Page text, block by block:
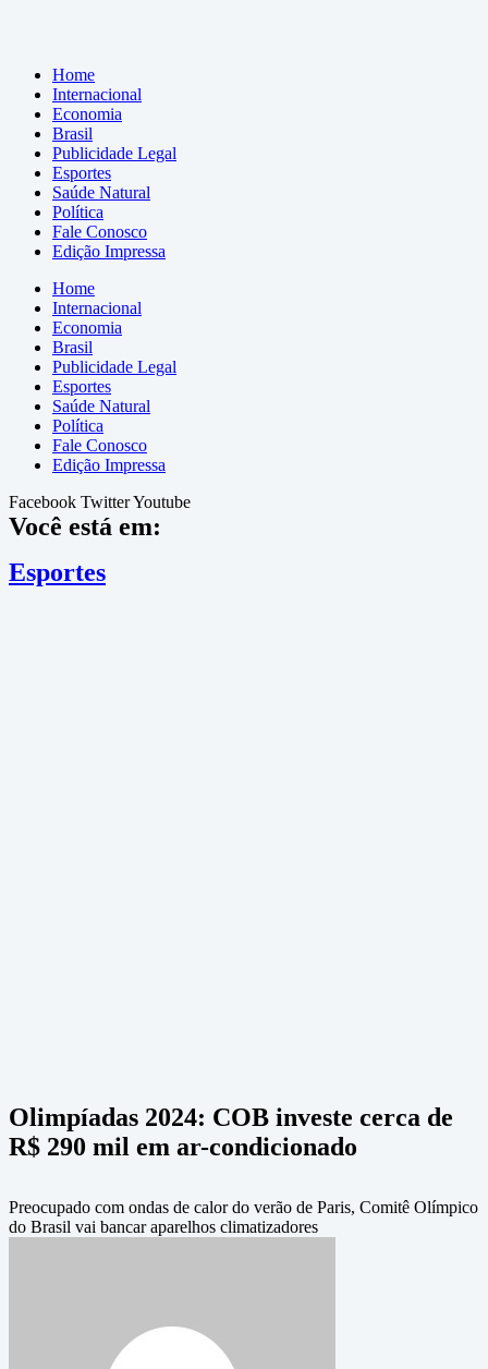
Home
Internacional
Economia
Brasil
Publicidade Legal
Esportes
Saúde Natural
Política
Fale Conosco
Edição Impressa
Home
Internacional
Economia
Brasil
Publicidade Legal
Esportes
Saúde Natural
Política
Fale Conosco
Edição Impressa
Facebook TwitterYoutube
Você está em:
Esportes
Olimpíadas 2024: COB investe cerca de
R$ 290 mil em ar-condicionado
Preocupado com ondas de calor do verão de Paris, Comitê Olímpico
do Brasil vai bancar aparelhos climatizadores